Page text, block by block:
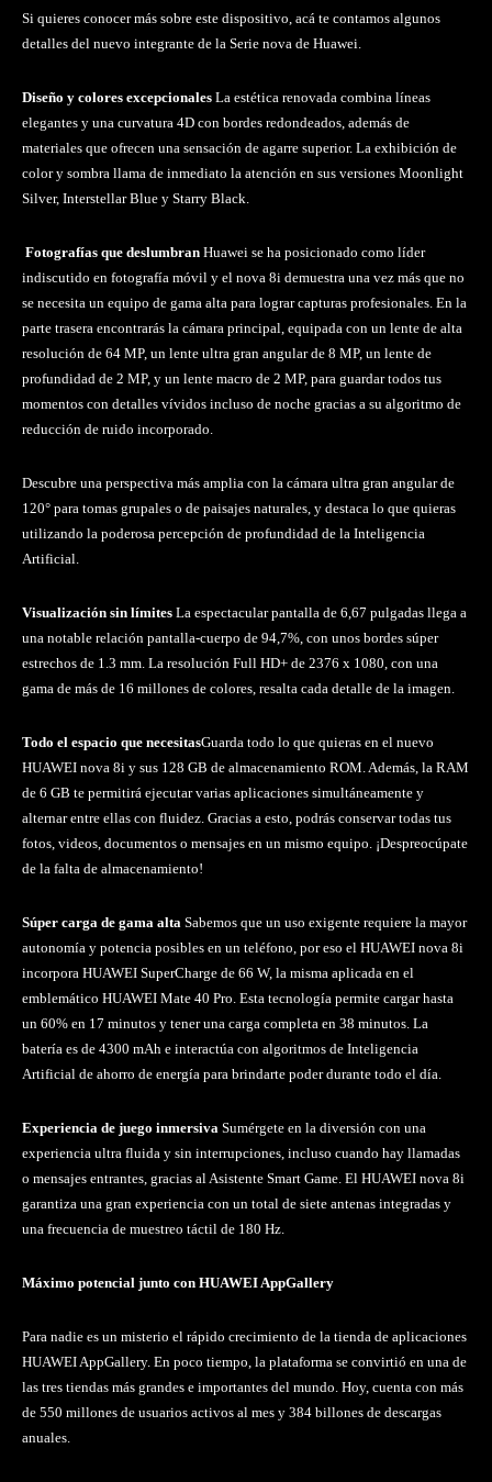
Si quieres conocer más sobre este dispositivo, acá te contamos algunos
detalles del nuevo integrante de la Serie nova de Huawei.
Diseño y colores excepcionales La estética renovada combina líneas
elegantes y una curvatura 4D con bordes redondeados, además de
materiales que ofrecen una sensación de agarre superior. La exhibición de
color y sombra llama de inmediato la atención en sus versiones Moonlight
Silver, Interstellar Blue y Starry Black.
Fotografías que deslumbran Huawei se ha posicionado como líder
indiscutido en fotografía móvil y el nova 8i demuestra una vez más que no
se necesita un equipo de gama alta para lograr capturas profesionales. En la
parte trasera encontrarás la cámara principal, equipada con un lente de alta
resolución de 64 MP, un lente ultra gran angular de 8 MP, un lente de
profundidad de 2 MP, y un lente macro de 2 MP, para guardar todos tus
momentos con detalles vívidos incluso de noche gracias a su algoritmo de
reducción de ruido incorporado.
Descubre una perspectiva más amplia con la cámara ultra gran angular de
120° para tomas grupales o de paisajes naturales, y destaca lo que quieras
utilizando la poderosa percepción de profundidad de la Inteligencia
Artificial.
Visualización sin límites La espectacular pantalla de 6,67 pulgadas llega a
una notable relación pantalla-cuerpo de 94,7%, con unos bordes súper
estrechos de 1.3 mm. La resolución Full HD+ de 2376 x 1080, con una
gama de más de 16 millones de colores, resalta cada detalle de la imagen.
Todo el espacio que necesitasGuarda todo lo que quieras en el nuevo
HUAWEI nova 8i y sus 128 GB de almacenamiento ROM. Además, la RAM
de 6 GB te permitirá ejecutar varias aplicaciones simultáneamente y
alternar entre ellas con fluidez. Gracias a esto, podrás conservar todas tus
fotos, videos, documentos o mensajes en un mismo equipo. ¡Despreocúpate
de la falta de almacenamiento!
Súper carga de gama alta Sabemos que un uso exigente requiere la mayor
autonomía y potencia posibles en un teléfono, por eso el HUAWEI nova 8i
incorpora HUAWEI SuperCharge de 66 W, la misma aplicada en el
emblemático HUAWEI Mate 40 Pro. Esta tecnología permite cargar hasta
un 60% en 17 minutos y tener una carga completa en 38 minutos. La
batería es de 4300 mAh e interactúa con algoritmos de Inteligencia
Artificial de ahorro de energía para brindarte poder durante todo el día.
Experiencia de juego inmersiva Sumérgete en la diversión con una
experiencia ultra fluida y sin interrupciones, incluso cuando hay llamadas
o mensajes entrantes, gracias al Asistente Smart Game. El HUAWEI nova 8i
garantiza una gran experiencia con un total de siete antenas integradas y
una frecuencia de muestreo táctil de 180 Hz.
Máximo potencial junto con HUAWEI AppGallery
Para nadie es un misterio el rápido crecimiento de la tienda de aplicaciones
HUAWEI AppGallery. En poco tiempo, la plataforma se convirtió en una de
las tres tiendas más grandes e importantes del mundo. Hoy, cuenta con más
de 550 millones de usuarios activos al mes y 384 billones de descargas
anuales.